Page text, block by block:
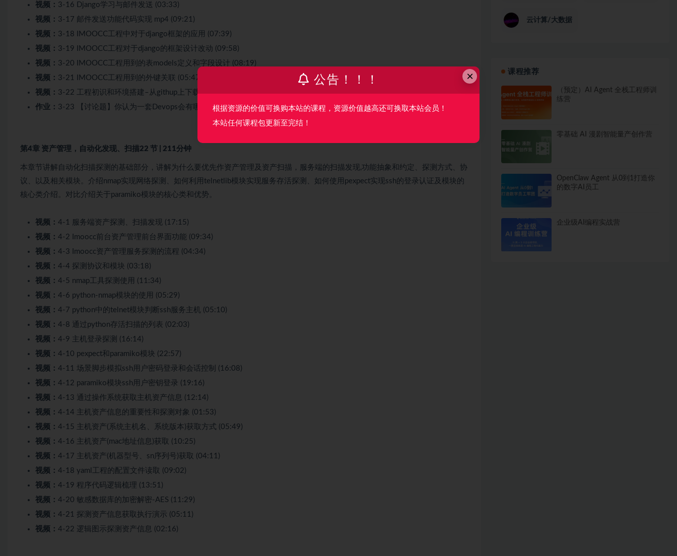
视频： 3-16 Django学习与邮件发送 (03:33)
视频： 3-17 邮件发送功能代码实现 mp4 (09:21)
视频： 3-18 IMOOCC工程中对于django框架的应用 (07:39)
视频： 3-19 IMOOCC工程对于django的框架设计改动 (09:58)
视频： 3-20 IMOOCC工程用到的表models定义和字段设计 (08:19)
视频： 3-21 IMOOCC工程用到的外键关联 (05:47)
视频： 3-22 工程初识和环境搭建–从githup上下载代码和安装模块 (08:45)
作业： 3-23 【讨论题】你认为一套Devops会有哪些问题和难点
第4章 资产管理，自动化发现、扫描22 节 | 211分钟
本章节讲解自动化扫描探测的基础部分，讲解为什么要优先作资产管理及资产扫描，服务端的扫描发现,功能抽象和约定、探测方式、协
议、以及相关模块。介绍nmap实现网络探测、如何利用telnetlib模块实现服务存活探测、如何使用pexpect实现ssh的登录认证及模块的
核心类介绍。对比介绍关于paramiko模块的核心类和优势。
视频： 4-1 服务端资产探测、扫描发现 (17:15)
视频： 4-2 Imoocc前台资产管理前台界面功能 (09:34)
视频： 4-3 Imoocc资产管理服务探测的流程 (04:34)
视频： 4-4 探测协议和模块 (03:18)
视频： 4-5 nmap工具探测使用 (11:34)
视频： 4-6 python-nmap模块的使用 (05:29)
视频： 4-7 python中的telnet模块判断ssh服务主机 (05:10)
视频： 4-8 通过python存活扫描的列表 (02:03)
视频： 4-9 主机登录探测 (16:14)
视频： 4-10 pexpect和paramiko模块 (22:57)
视频： 4-11 场景脚步模拟ssh用户密码登录和会话控制 (16:08)
视频： 4-12 paramiko模块ssh用户密钥登录 (19:16)
视频： 4-13 通过操作系统获取主机资产信息 (12:14)
视频： 4-14 主机资产信息的重要性和探测对象 (01:53)
视频： 4-15 主机资产(系统主机名、系统版本)获取方式 (05:49)
视频： 4-16 主机资产(mac地址信息)获取 (10:25)
视频： 4-17 主机资产(机器型号、sn序列号)获取 (04:11)
视频： 4-18 yaml工程的配置文件读取 (09:02)
视频： 4-19 程序代码逻辑梳理 (13:51)
视频： 4-20 敏感数据库的加密解密-AES (11:29)
视频： 4-21 探测资产信息获取执行演示 (05:11)
视频： 4-22 逻辑图示探测资产信息 (02:16)
云计算/大数据
课程推荐
（预定）AI Agent 全栈工程师训
练营
零基础 AI 漫剧智能量产创作营
OpenClaw Agent 从0到1打造你
的数字AI员工
企业级AI编程实战营
×
公告！！！
根据资源的价值可换购本站的课程，资源价值越高还可换取本站会员！
本站任何课程包更新至完结！